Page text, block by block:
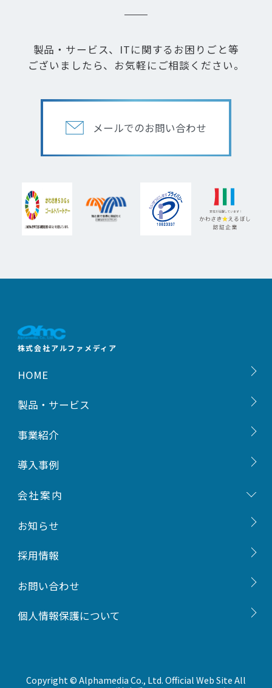
製品・サービス、ITに関するお困りごと等
ございましたら、お気軽にご相談ください。
メールでのお問い合わせ
株式会社アルファメディア
HOME
製品・サービス
事業紹介
導入事例
会社案内
ご挨拶
会社概要
事業内容
お知らせ
採用情報
お問い合わせ
個人情報保護について
Copyright © Alphamedia Co., Ltd. Official Web Site All